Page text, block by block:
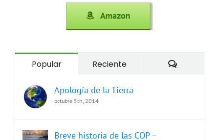
Popular Reciente
Apología de la Tierra
octubre 5th, 2014
Breve historia de las COP –